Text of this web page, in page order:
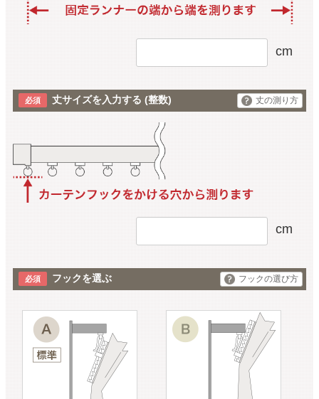
cm
丈サイズを入力する (整数) 丈の測り方
cm
フックを選ぶ フックの選び方